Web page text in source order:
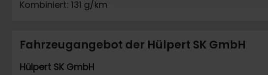
Kombiniert: 131 g/km
Fahrzeugangebot der Hülpert SK GmbH
Hülpert SK GmbH